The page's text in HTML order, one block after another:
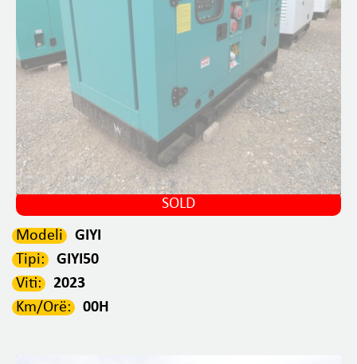
SOLD
Modeli
GIYI
Tipi:
GIYI50
Viti:
2023
Km/Orë:
00H